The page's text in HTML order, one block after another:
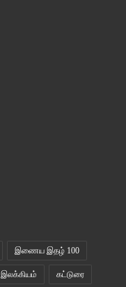
இணைய இதழ் 100
இலக்கியம் கட்டுரை